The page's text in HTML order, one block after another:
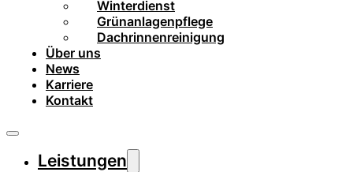
Winterdienst
Grünanlagenpflege
Dachrinnenreinigung
Über uns
News
Karriere
Kontakt
Leistungen